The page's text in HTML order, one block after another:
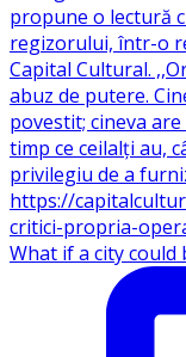
What if a city could